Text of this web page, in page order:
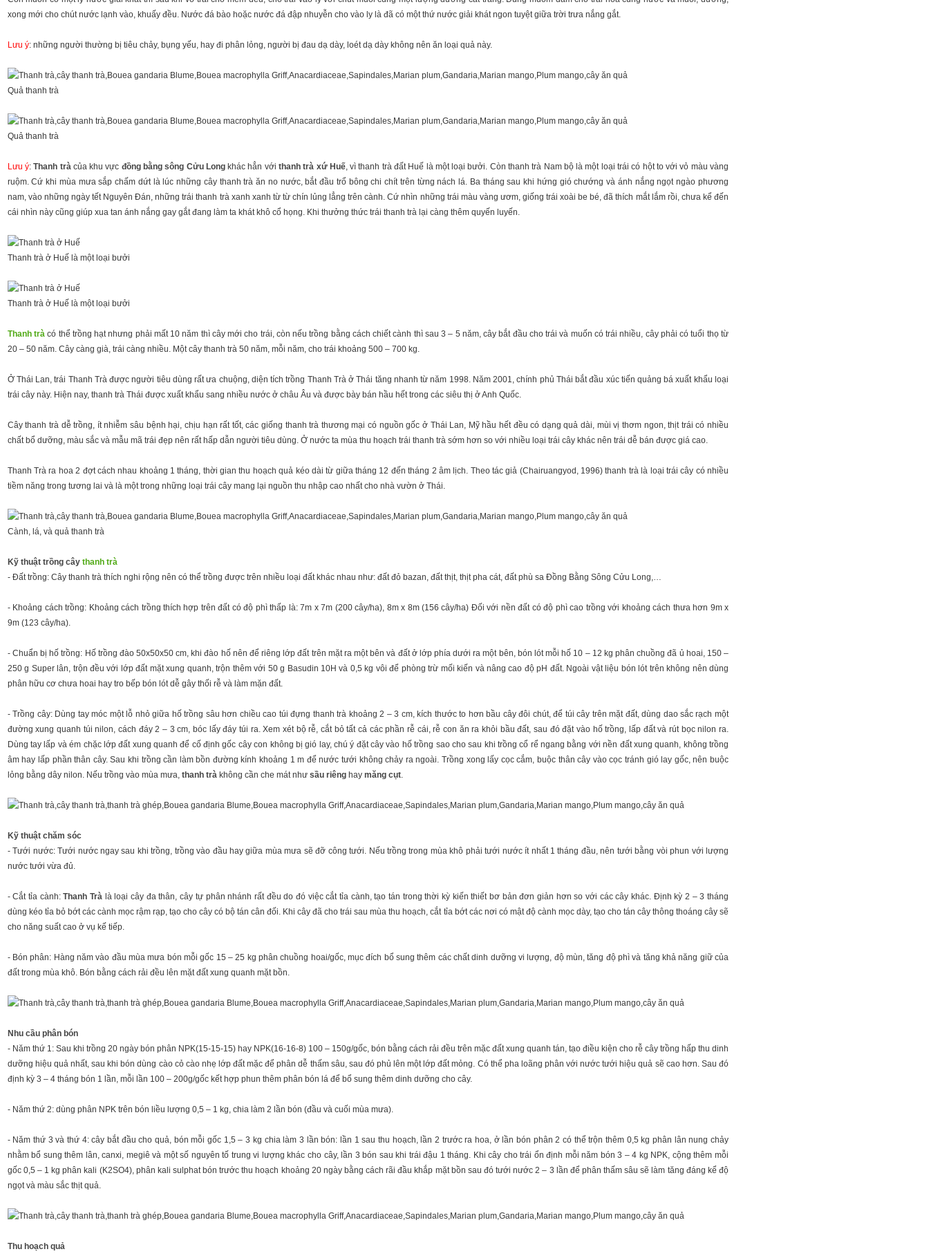
xong mới cho chút nước lạnh vào, khuấy đều. Nước đá bào hoặc nước đá đập nhuyễn cho vào ly là đã có một thứ nước giải khát ngon tuyệt giữa trời trưa nắng gắt.
Lưu ý: những người thường bị tiêu chảy, bụng yếu, hay đi phân lỏng, người bị đau dạ dày, loét dạ dày không nên ăn loại quả này.
Quả thanh trà
Quả thanh trà
Lưu ý:Thanh tràcủa khu vực đồng bằng sông Cửu Longkhác hẳn vớithanh trà xứ Huế, vì thanh trà đất Huế là một loại bưởi. Còn thanh trà Nam bộ là một loại trái có hột to với vỏ màu vàng
ruộm. Cứ khi mùa mưa sắp chấm dứt là lúc những cây thanh trà ăn no nước, bắt đầu trổ bông chi chít trên từng nách lá. Ba tháng sau khi hứng gió chướng và ánh nắng ngọt ngào phương
nam, vào những ngày tết Nguyên Đán, những trái thanh trà xanh xanh từ từ chín lủng lẳng trên cành. Cứ nhìn những trái màu vàng ươm, giống trái xoài be bé, đã thích mắt lắm rồi, chưa kể đến
cái nhìn này cũng giúp xua tan ánh nắng gay gắt đang làm ta khát khô cổ họng. Khi thưởng thức trái thanh trà lại càng thêm quyến luyến.
Thanh trà ở Huế là một loại bưởi
Thanh trà ở Huế là một loại bưởi
Thanh trà có thể trồng hạt nhưng phải mất 10 năm thì cây mới cho trái, còn nếu trồng bằng cách chiết cành thì sau 3 – 5 năm, cây bắt đầu cho trái và muốn có trái nhiều, cây phải có tuổi thọ từ
20 – 50 năm. Cây càng già, trái càng nhiều. Một cây thanh trà 50 năm, mỗi năm, cho trái khoảng 500 – 700 kg.
Ở Thái Lan, trái Thanh Trà được người tiêu dùng rất ưa chuộng, diện tích trồng Thanh Trà ở Thái tăng nhanh từ năm 1998. Năm 2001, chính phủ Thái bắt đầu xúc tiến quảng bá xuất khẩu loại
trái cây này. Hiện nay, thanh trà Thái được xuất khẩu sang nhiều nước ở châu Âu và được bày bán hầu hết trong các siêu thị ở Anh Quốc.
Cây thanh trà dễ trồng, ít nhiễm sâu bệnh hại, chịu hạn rất tốt, các giống thanh trà thương mại có nguồn gốc ở Thái Lan, Mỹ hầu hết đều có dạng quả dài, mùi vị thơm ngon, thịt trái có nhiều
chất bổ dưỡng, màu sắc và mẫu mã trái đẹp nên rất hấp dẫn người tiêu dùng. Ở nước ta mùa thu hoạch trái thanh trà sớm hơn so với nhiều loại trái cây khác nên trái dễ bán được giá cao.
Thanh Trà ra hoa 2 đợt cách nhau khoảng 1 tháng, thời gian thu hoạch quả kéo dài từ giữa tháng 12 đến tháng 2 âm lịch. Theo tác giả (Chairuangyod, 1996) thanh trà là loại trái cây có nhiều
tiềm năng trong tương lai và là một trong những loại trái cây mang lại nguồn thu nhập cao nhất cho nhà vườn ở Thái.
Cành, lá, và quả thanh trà
Kỹ thuật trồng cây thanh trà
- Đất trồng: Cây thanh trà thích nghi rộng nên có thể trồng được trên nhiều loại đất khác nhau như: đất đỏ bazan, đất thịt, thịt pha cát, đất phù sa Đồng Bằng Sông Cửu Long,…
- Khoảng cách trồng: Khoảng cách trồng thích hợp trên đất có độ phì thấp là: 7m x 7m (200 cây/ha), 8m x 8m (156 cây/ha) Đối với nền đất có độ phì cao trồng với khoảng cách thưa hơn 9m x
9m (123 cây/ha).
- Chuẩn bị hố trồng: Hố trồng đào 50x50x50 cm, khi đào hố nên để riêng lớp đất trên mặt ra một bên và đất ở lớp phía dưới ra một bên, bón lót mỗi hố 10 – 12 kg phân chuồng đã ủ hoai, 150 –
250 g Super lân, trộn đều với lớp đất mặt xung quanh, trộn thêm với 50 g Basudin 10H và 0,5 kg vôi để phòng trừ mối kiến và nâng cao độ pH đất. Ngoài vật liệu bón lót trên không nên dùng
phân hữu cơ chưa hoai hay tro bếp bón lót dễ gây thối rễ và làm mặn đất.
- Trồng cây: Dùng tay móc một lỗ nhỏ giữa hố trồng sâu hơn chiều cao túi đựng thanh trà khoảng 2 – 3 cm, kích thước to hơn bầu cây đôi chút, để túi cây trên mặt đất, dùng dao sắc rạch một
đường xung quanh túi nilon, cách đáy 2 – 3 cm, bóc lấy đáy túi ra. Xem xét bộ rễ, cắt bỏ tất cả các phần rễ cái, rễ con ăn ra khỏi bầu đất, sau đó đặt vào hố trồng, lấp đất và rút bọc nilon ra.
Dùng tay lấp và ém chặc lớp đất xung quanh để cố định gốc cây con không bị gió lay, chú ý đặt cây vào hố trồng sao cho sau khi trồng cổ rể ngang bằng với nền đất xung quanh, không trồng
âm hay lấp phần thân cây. Sau khi trồng cần làm bồn đường kính khoảng 1 m để nước tưới không chảy ra ngoài. Trồng xong lấy cọc cắm, buộc thân cây vào cọc tránh gió lay gốc, nên buộc
lỏng bằng dây nilon. Nếu trồng vào mùa mưa, thanh tràkhông cần che mát như sầu riênghay măng cụt.
Kỹ thuật chăm sóc
- Tưới nước: Tưới nước ngay sau khi trồng, trồng vào đầu hay giữa mùa mưa sẽ đỡ công tưới. Nếu trồng trong mùa khô phải tưới nước ít nhất 1 tháng đầu, nên tưới bằng vòi phun với lượng
nước tưới vừa đủ.
- Cắt tỉa cành:Thanh Trà là loại cây đa thân, cây tự phân nhánh rất đều do đó việc cắt tỉa cành, tạo tán trong thời kỳ kiến thiết bơ bản đơn giản hơn so với các cây khác. Định kỳ 2 – 3 tháng
dùng kéo tỉa bỏ bớt các cành mọc rậm rạp, tạo cho cây có bộ tán cân đối. Khi cây đã cho trái sau mùa thu hoạch, cắt tỉa bớt các nơi có mật độ cành mọc dày, tạo cho tán cây thông thoáng cây sẽ
cho năng suất cao ở vụ kế tiếp.
- Bón phân: Hàng năm vào đầu mùa mưa bón mỗi gốc 15 – 25 kg phân chuồng hoai/gốc, mục đích bổ sung thêm các chất dinh dưỡng vi lượng, độ mùn, tăng độ phì và tăng khả năng giữ của
đất trong mùa khô. Bón bằng cách rải đều lên mặt đất xung quanh mặt bồn.
Nhu cầu phân bón
- Năm thứ 1: Sau khi trồng 20 ngày bón phân NPK(15-15-15) hay NPK(16-16-8) 100 – 150g/gốc, bón bằng cách rải đều trên mặc đất xung quanh tán, tạo điều kiện cho rễ cây trồng hấp thu dinh
dưỡng hiệu quả nhất, sau khi bón dùng cào cỏ cào nhẹ lớp đất mặc để phân dễ thấm sâu, sau đó phủ lên một lớp đất mỏng. Có thể pha loãng phân với nước tưới hiệu quả sẽ cao hơn. Sau đó
định kỳ 3 – 4 tháng bón 1 lần, mỗi lần 100 – 200g/gốc kết hợp phun thêm phân bón lá để bổ sung thêm dinh dưỡng cho cây.
- Năm thứ 2: dùng phân NPK trên bón liều lượng 0,5 – 1 kg, chia làm 2 lần bón (đầu và cuối mùa mưa).
- Năm thứ 3 và thứ 4: cây bắt đầu cho quả, bón mỗi gốc 1,5 – 3 kg chia làm 3 lần bón: lần 1 sau thu hoạch, lần 2 trước ra hoa, ở lần bón phân 2 có thể trộn thêm 0,5 kg phân lân nung chảy
nhằm bổ sung thêm lân, canxi, megiê và một số nguyên tố trung vi lượng khác cho cây, lần 3 bón sau khi trái đậu 1 tháng. Khi cây cho trái ổn định mỗi năm bón 3 – 4 kg NPK, cộng thêm mỗi
gốc 0,5 – 1 kg phân kali (K2SO4), phân kali sulphat bón trước thu hoạch khoảng 20 ngày bằng cách rãi đầu khắp mặt bồn sau đó tưới nước 2 – 3 lần để phân thấm sâu sẽ làm tăng đáng kể độ
ngọt và màu sắc thịt quả.
Thu hoạch quả